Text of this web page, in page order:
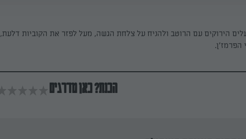
הירוקים עם הרוטב ולהניח על צלחת הגשה, מעל לפזר את הקוביות דלעת,
הפרמז'ן.
הכנת? כאן מדרגים